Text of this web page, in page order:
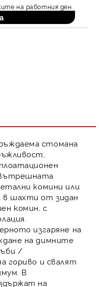
на работния ден.
стомана
комини или
в шахти от зидан
комин, с
изгаряне на
на димните
/
гориво и свалят
В
на